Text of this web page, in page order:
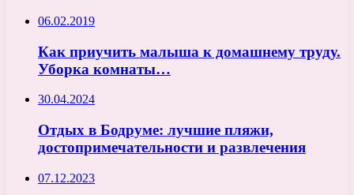
06.02.2019
Как приучить малыша к домашнему труду.
Уборка комнаты…
30.04.2024
Отдых в Бодруме: лучшие пляжи,
достопримечательности и развлечения
07.12.2023